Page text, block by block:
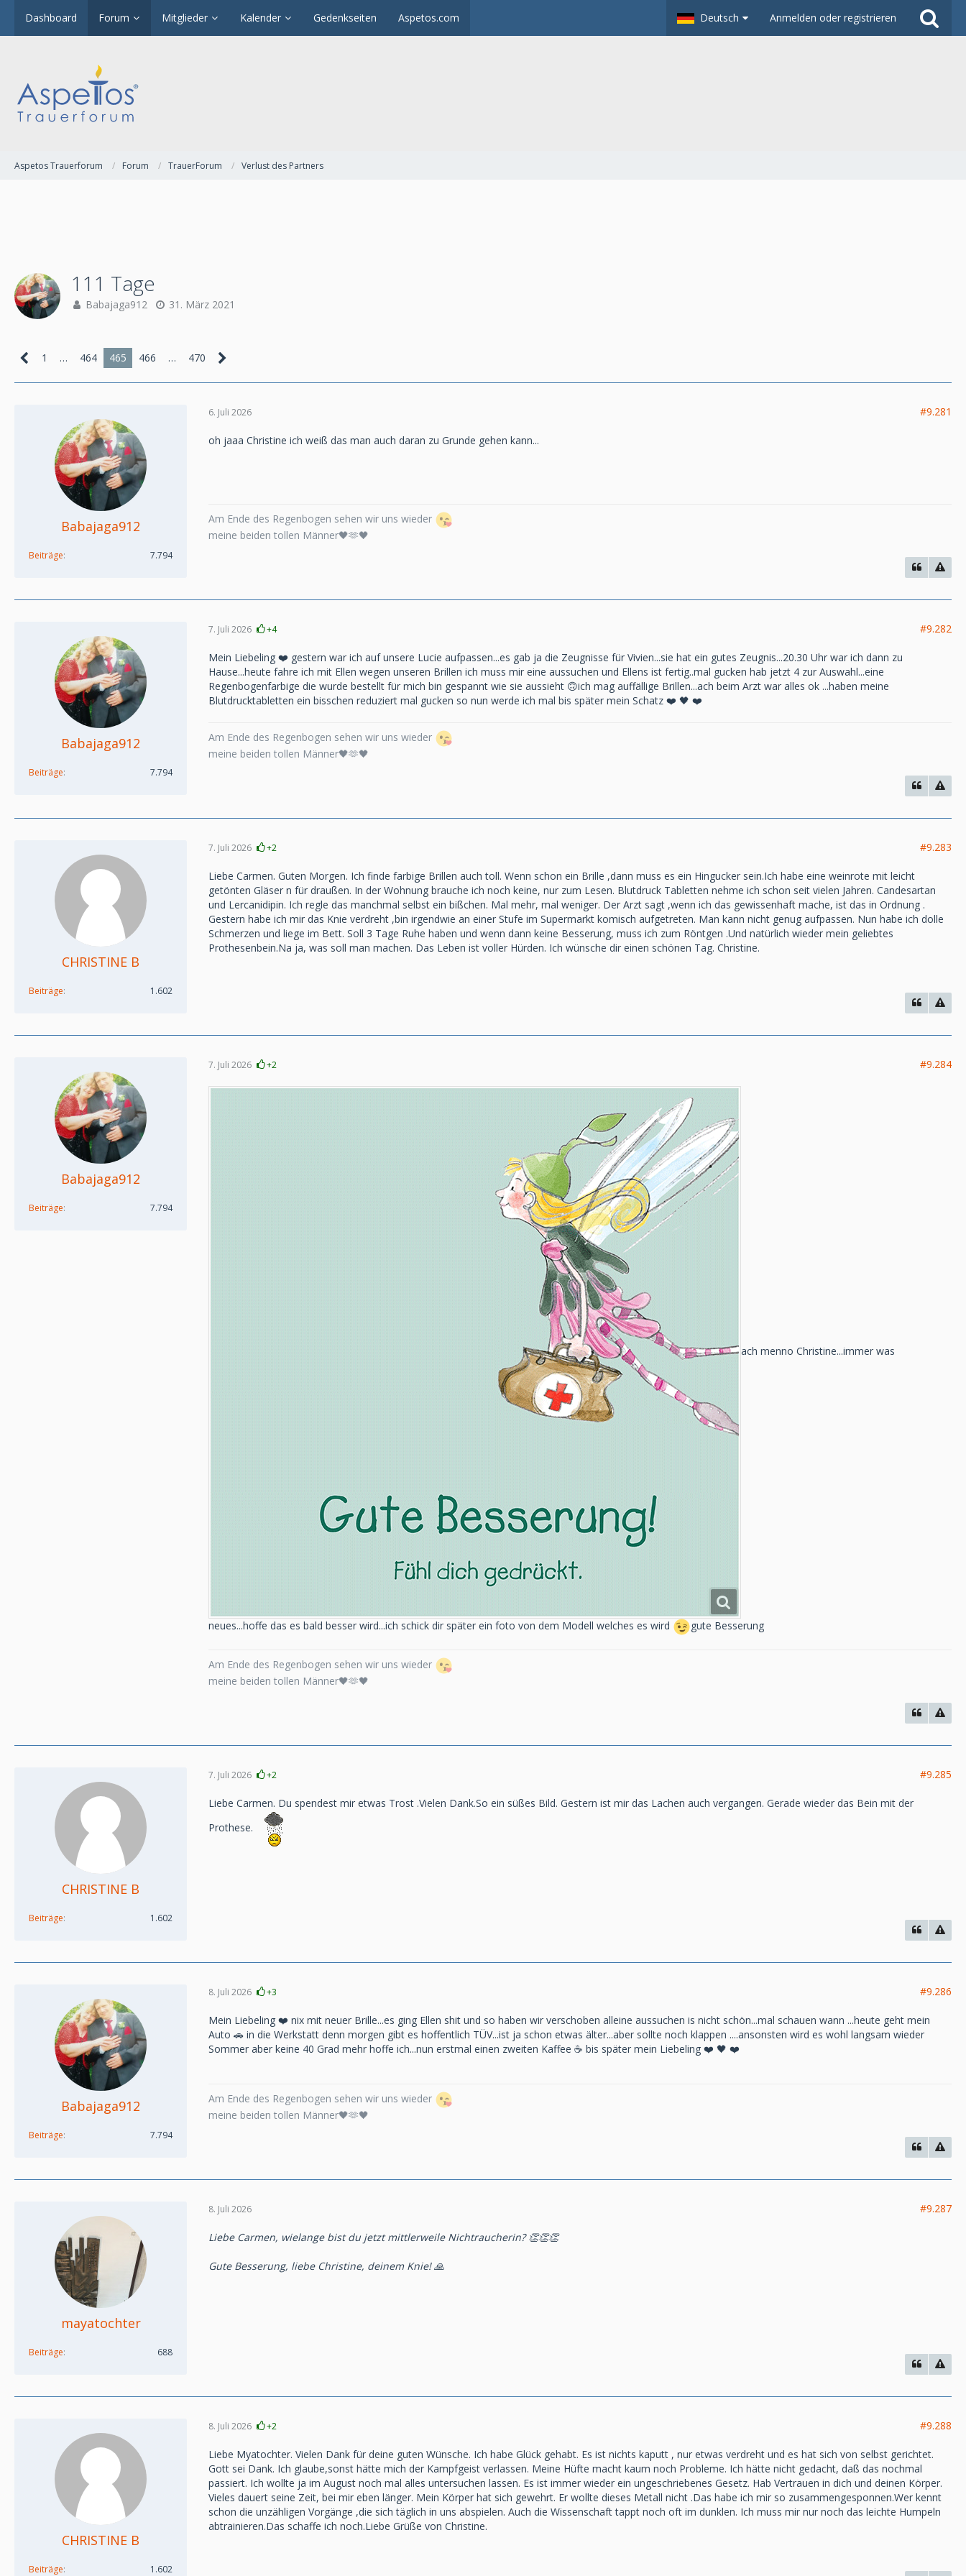
Dashboard Forum Mitglieder Kalender Gedenkseiten Aspetos.com Deutsch Anmelden oder registrieren
Aspetos Trauerforum Forum TrauerForum Verlust des Partners
111 Tage
Babajaga912 31. März 2021
1 … 464 465 466 … 470
Babajaga912
Beiträge 7.794
6. Juli 2026 #9.281
oh jaaa Christine ich weiß das man auch daran zu Grunde gehen kann...
Am Ende des Regenbogen sehen wir uns wieder
meine beiden tollen Männer🖤🫶🖤
Babajaga912
Beiträge 7.794
7. Juli 2026 +4 #9.282
Mein Liebeling ❤️ gestern war ich auf unsere Lucie aufpassen...es gab ja die Zeugnisse für Vivien...sie hat ein gutes Zeugnis...20.30 Uhr war ich dann zu
Hause...heute fahre ich mit Ellen wegen unseren Brillen ich muss mir eine aussuchen und Ellens ist fertig..mal gucken hab jetzt 4 zur Auswahl...eine
Regenbogenfarbige die wurde bestellt für mich bin gespannt wie sie aussieht 🙃ich mag auffällige Brillen...ach beim Arzt war alles ok ...haben meine
Blutdrucktabletten ein bisschen reduziert mal gucken so nun werde ich mal bis später mein Schatz ❤️ 🖤 ❤️
Am Ende des Regenbogen sehen wir uns wieder
meine beiden tollen Männer🖤🫶🖤
CHRISTINE B
Beiträge 1.602
7. Juli 2026 +2 #9.283
Liebe Carmen. Guten Morgen. Ich finde farbige Brillen auch toll. Wenn schon ein Brille ,dann muss es ein Hingucker sein.Ich habe eine weinrote mit leicht
getönten Gläser n für draußen. In der Wohnung brauche ich noch keine, nur zum Lesen. Blutdruck Tabletten nehme ich schon seit vielen Jahren. Candesartan
und Lercanidipin. Ich regle das manchmal selbst ein bißchen. Mal mehr, mal weniger. Der Arzt sagt ,wenn ich das gewissenhaft mache, ist das in Ordnung .
Gestern habe ich mir das Knie verdreht ,bin irgendwie an einer Stufe im Supermarkt komisch aufgetreten. Man kann nicht genug aufpassen. Nun habe ich dolle
Schmerzen und liege im Bett. Soll 3 Tage Ruhe haben und wenn dann keine Besserung, muss ich zum Röntgen .Und natürlich wieder mein geliebtes
Prothesenbein.Na ja, was soll man machen. Das Leben ist voller Hürden. Ich wünsche dir einen schönen Tag. Christine.
Babajaga912
Beiträge 7.794
7. Juli 2026 +2 #9.284
ach menno Christine...immer was
neues...hoffe das es bald besser wird...ich schick dir später ein foto von dem Modell welches es wird gute Besserung
Am Ende des Regenbogen sehen wir uns wieder
meine beiden tollen Männer🖤🫶🖤
CHRISTINE B
Beiträge 1.602
7. Juli 2026 +2 #9.285
Liebe Carmen. Du spendest mir etwas Trost .Vielen Dank.So ein süßes Bild. Gestern ist mir das Lachen auch vergangen. Gerade wieder das Bein mit der
Prothese.
Babajaga912
Beiträge 7.794
8. Juli 2026 +3 #9.286
Mein Liebeling ❤️ nix mit neuer Brille...es ging Ellen shit und so haben wir verschoben alleine aussuchen is nicht schön...mal schauen wann ...heute geht mein
Auto 🚗 in die Werkstatt denn morgen gibt es hoffentlich TÜV...ist ja schon etwas älter...aber sollte noch klappen ....ansonsten wird es wohl langsam wieder
Sommer aber keine 40 Grad mehr hoffe ich...nun erstmal einen zweiten Kaffee ☕️ bis später mein Liebeling ❤️ 🖤 ❤️
Am Ende des Regenbogen sehen wir uns wieder
meine beiden tollen Männer🖤🫶🖤
mayatochter
Beiträge 688
8. Juli 2026 #9.287
Liebe Carmen, wielange bist du jetzt mittlerweile Nichtraucherin? 👏👏👏
Gute Besserung, liebe Christine, deinem Knie! 🙏
CHRISTINE B
Beiträge 1.602
8. Juli 2026 +2 #9.288
Liebe Myatochter. Vielen Dank für deine guten Wünsche. Ich habe Glück gehabt. Es ist nichts kaputt , nur etwas verdreht und es hat sich von selbst gerichtet.
Gott sei Dank. Ich glaube,sonst hätte mich der Kampfgeist verlassen. Meine Hüfte macht kaum noch Probleme. Ich hätte nicht gedacht, daß das nochmal
passiert. Ich wollte ja im August noch mal alles untersuchen lassen. Es ist immer wieder ein ungeschriebenes Gesetz. Hab Vertrauen in dich und deinen Körper.
Vieles dauert seine Zeit, bei mir eben länger. Mein Körper hat sich gewehrt. Er wollte dieses Metall nicht .Das habe ich mir so zusammengesponnen.Wer kennt
schon die unzähligen Vorgänge ,die sich täglich in uns abspielen. Auch die Wissenschaft tappt noch oft im dunklen. Ich muss mir nur noch das leichte Humpeln
abtrainieren.Das schaffe ich noch.Liebe Grüße von Christine.